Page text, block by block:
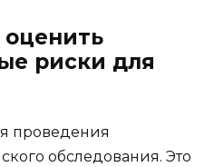
оценить
риски для
проведения
обследования. Это